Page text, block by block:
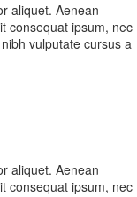
aliquet. Aenean
consequat ipsum, nec
vulputate cursus a
aliquet. Aenean
consequat ipsum, nec